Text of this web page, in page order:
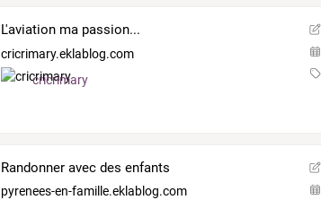
L'aviation ma passion...
cricrimary.eklablog.com
cricrimary
Randonner avec des enfants
pyrenees-en-famille.eklablog.com